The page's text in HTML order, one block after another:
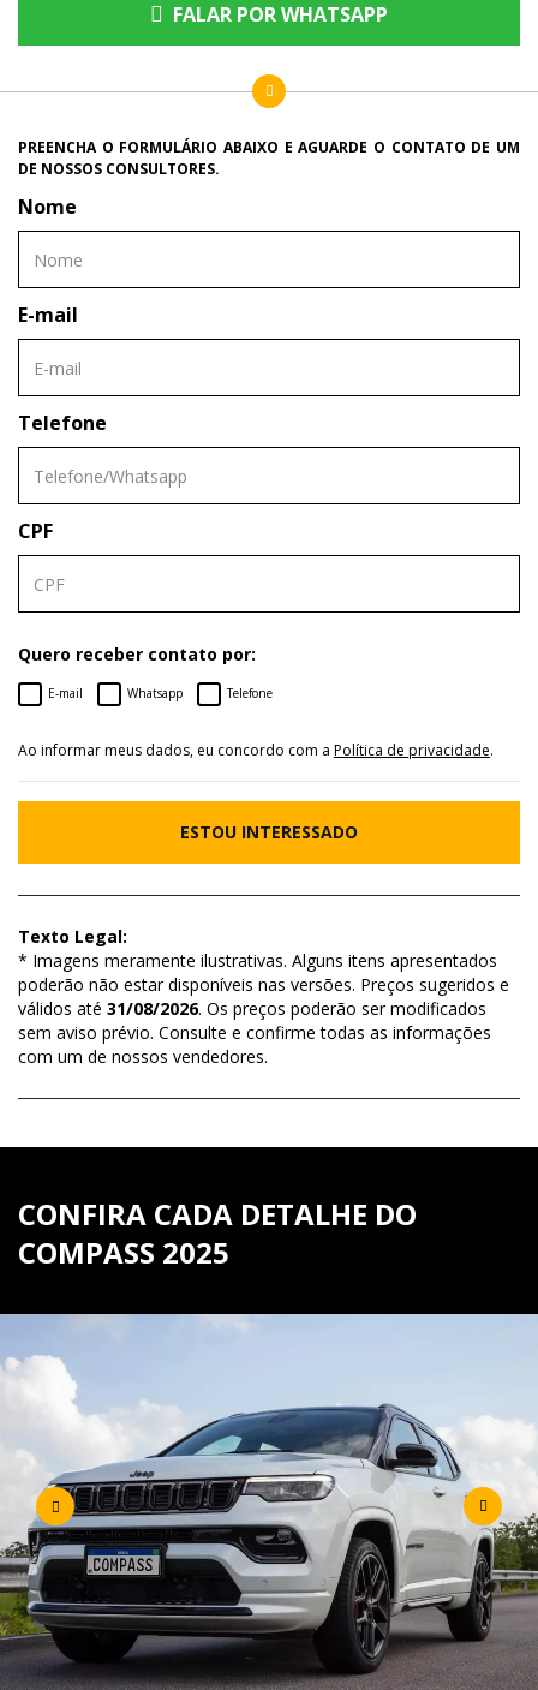
FALAR POR WHATSAPP
PREENCHA O FORMULÁRIO ABAIXO E AGUARDE O CONTATO DE UM
DE NOSSOS CONSULTORES.
Nome
E-mail
Telefone
CPF
Quero receber contato por:
E-mail Whatsapp Telefone
Ao informar meus dados, eu concordo com a Política de privacidade.
ESTOU INTERESSADO
Texto Legal:
* Imagens meramente ilustrativas. Alguns itens apresentados
poderão não estar disponíveis nas versões. Preços sugeridos e
válidos até 31/08/2026. Os preços poderão ser modificados
sem aviso prévio. Consulte e confirme todas as informações
com um de nossos vendedores.
CONFIRA CADA DETALHE DO
COMPASS 2025